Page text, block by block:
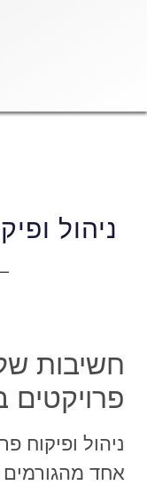
ניהול
חשיבות של
פרויקטים
ניהול ופיקוח
אחד